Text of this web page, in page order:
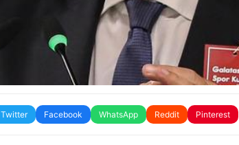
Twitter Facebook WhatsApp Reddit Pinterest